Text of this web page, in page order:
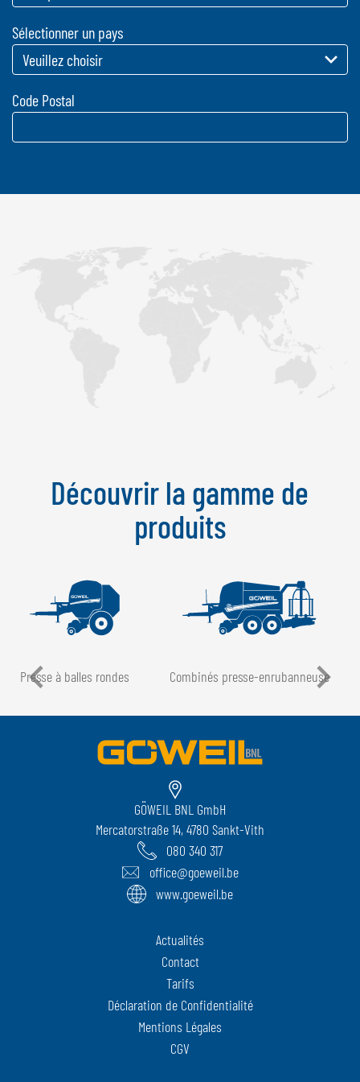
FRANÇAIS
DEUTSCH
SUISSE
Sélectionner un pays
Code Postal
Découvrir la gamme de
produits
Presse à balles rondes Combinés presse-enrubanneuse
GÖWEIL BNL GmbH
Mercatorstraße 14, 4780 Sankt-Vith
080 340 317
office@goeweil.be
www.goeweil.be
Actualités
Contact
Tarifs
Déclaration de Confidentialité
Mentions Légales
CGV